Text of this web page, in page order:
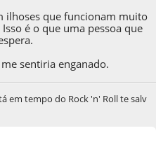
ilhoses que funcionam muito
é o que uma pessoa que
sentiria enganado.
em tempo do Rock 'n' Roll te salv